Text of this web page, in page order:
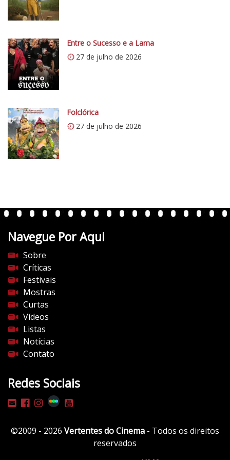
/
0
.
w
p
.
o
m
/
v
e
n
e
d
o
c
i
n
e
m
a
.
o
m
/
p
Entre o Sucesso e a Lama
27 de julho de 2026
Folclórica
27 de julho de 2026
Navegue Por Aqui
Sobre
Críticas
Festivais
Mostras
Curtas
Vídeos
Listas
Notícias
Contato
Redes Sociais
©2009 - 2026 Vertentes do Cinema - Todos os direitos
reservados